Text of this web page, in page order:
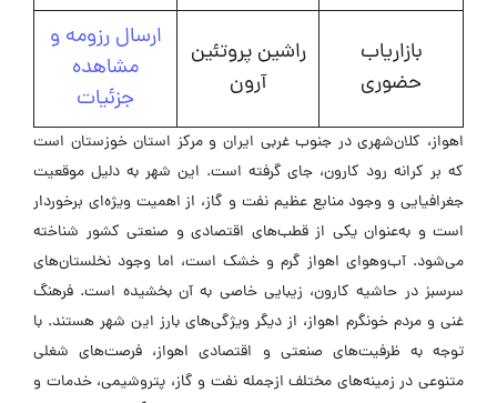
بازاریاب
حضوری
راشین پروتئین
آرون
ارسال رزومه و
مشاهده
جزئیات
اهواز، کلان‌شهری در جنوب غربی ایران و مرکز استان خوزستان است
که بر کرانه رود کارون، جای گرفته است. این شهر به دلیل موقعیت
جغرافیایی و وجود منابع عظیم نفت و گاز، از اهمیت ویژه‌ای برخوردار
است و به‌عنوان یکی از قطب‌های اقتصادی و صنعتی کشور شناخته
می‌شود. آب‌وهوای اهواز گرم و خشک است، اما وجود نخلستان‌های
سرسبز در حاشیه کارون، زیبایی خاصی به آن بخشیده است. فرهنگ
غنی و مردم خونگرم اهواز، از دیگر ویژگی‌های بارز این شهر هستند. با
توجه به ظرفیت‌های صنعتی و اقتصادی اهواز، فرصت‌های شغلی
متنوعی در زمینه‌های مختلف ازجمله نفت و گاز، پتروشیمی، خدمات و